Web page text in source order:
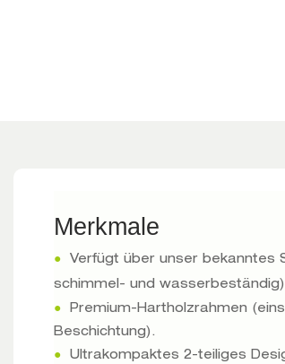
Merkmale
●
Verfügt über unser bekanntes
schimmel- und
●
Premium-Hartholzrahmen
Beschichtung).
●
Ultrakompaktes 2-teiliges